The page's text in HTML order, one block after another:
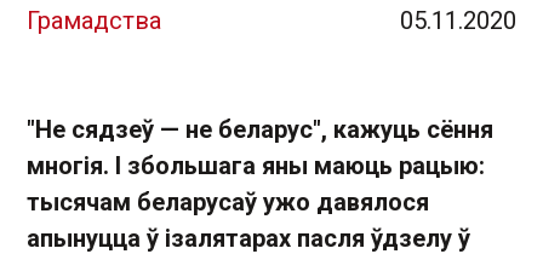
Грамадства 05.11.2020
"Не сядзеў — не беларус", кажуць сёння
многія. І збольшага яны маюць рацыю:
тысячам беларусаў ужо давялося
апынуцца ў ізалятарах пасля ўдзелу ў